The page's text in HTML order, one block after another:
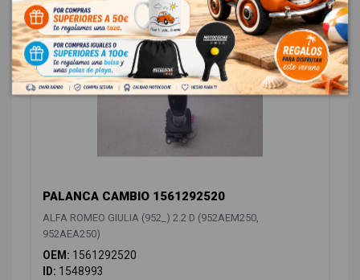
CAMBIO / EMBRAGUE 4
PALANCA CAMBIO 1561292520
ALFA ROMEO GIULIA (952_) 2.2 D (952AEM250,
952AEA250)
OEM: 1561292520
ID: 1548993